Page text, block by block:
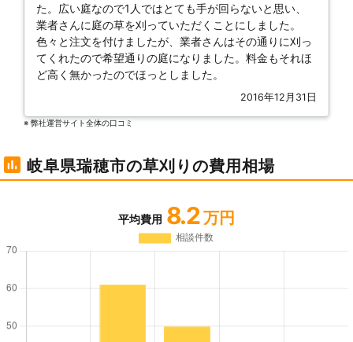
た。広い庭なので1人ではとても手が回らないと思い、
業者さんに庭の草を刈っていただくことにしました。
色々と注文を付けましたが、業者さんはその通りに刈っ
てくれたので希望通りの庭になりました。料金もそれほ
ど高く無かったのでほっとしました。
2016年12月31日
※ 弊社運営サイト全体の⼝コミ
岐阜県瑞穂市の草刈りの費用相場
平均費用 8.2 万円